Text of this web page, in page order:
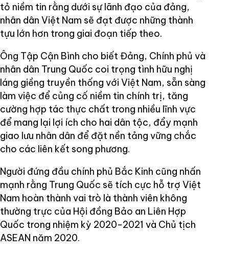
tỏ niềm tin rằng dưới sự lãnh đạo của đảng,
nhân dân Việt Nam sẽ đạt được những thành
tựu lớn hơn trong giai đoạn tiếp theo.
Ông Tập Cận Bình cho biết Đảng, Chính phủ và
nhân dân Trung Quốc coi trọng tình hữu nghị
láng giềng truyền thống với Việt Nam, sẵn sàng
làm việc để củng cố niềm tin chính trị, tăng
cường hợp tác thực chất trong nhiều lĩnh vực
để mang lại lợi ích cho hai dân tộc, đẩy mạnh
giao lưu nhân dân để đặt nền tảng vững chắc
cho các liên kết song phương.
Người đứng đầu chính phủ Bắc Kinh cũng nhấn
mạnh rằng Trung Quốc sẽ tích cực hỗ trợ Việt
Nam hoàn thành vai trò là thành viên không
thường trực của Hội đồng Bảo an Liên Hợp
Quốc trong nhiệm kỳ 2020-2021 và Chủ tịch
ASEAN năm 2020.